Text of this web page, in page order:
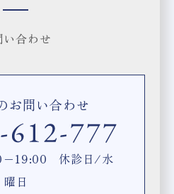
い合わせ
お問い合わせ
休診日/水
曜日